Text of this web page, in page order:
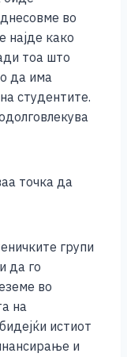
во
најде како
тоа што
да има
студентите.
точка да
групи
да го
во
на
истиот
и